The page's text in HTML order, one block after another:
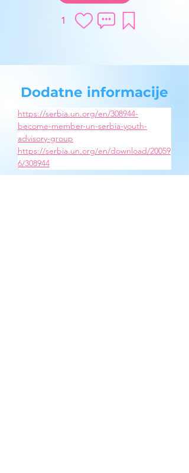
1
Dodatne informacije
https://serbia.un.org/en/308944-
become-member-un-serbia-youth-
advisory-group
https://serbia.un.org/en/download/20059
6/308944